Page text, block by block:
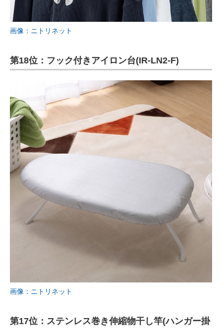
画像：ニトリネット
第18位：フック付きアイロン台(IR-LN2-F)
画像：ニトリネット
第17位：ステンレス巻き伸縮物干し竿(ハンガー掛